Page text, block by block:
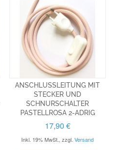
ANSCHLUSSLEITUNG MIT
STECKER UND
SCHNURSCHALTER
PASTELLROSA 2-ADRIG
17,90 €
Inkl. 19% MwSt.,zzgl.Versand